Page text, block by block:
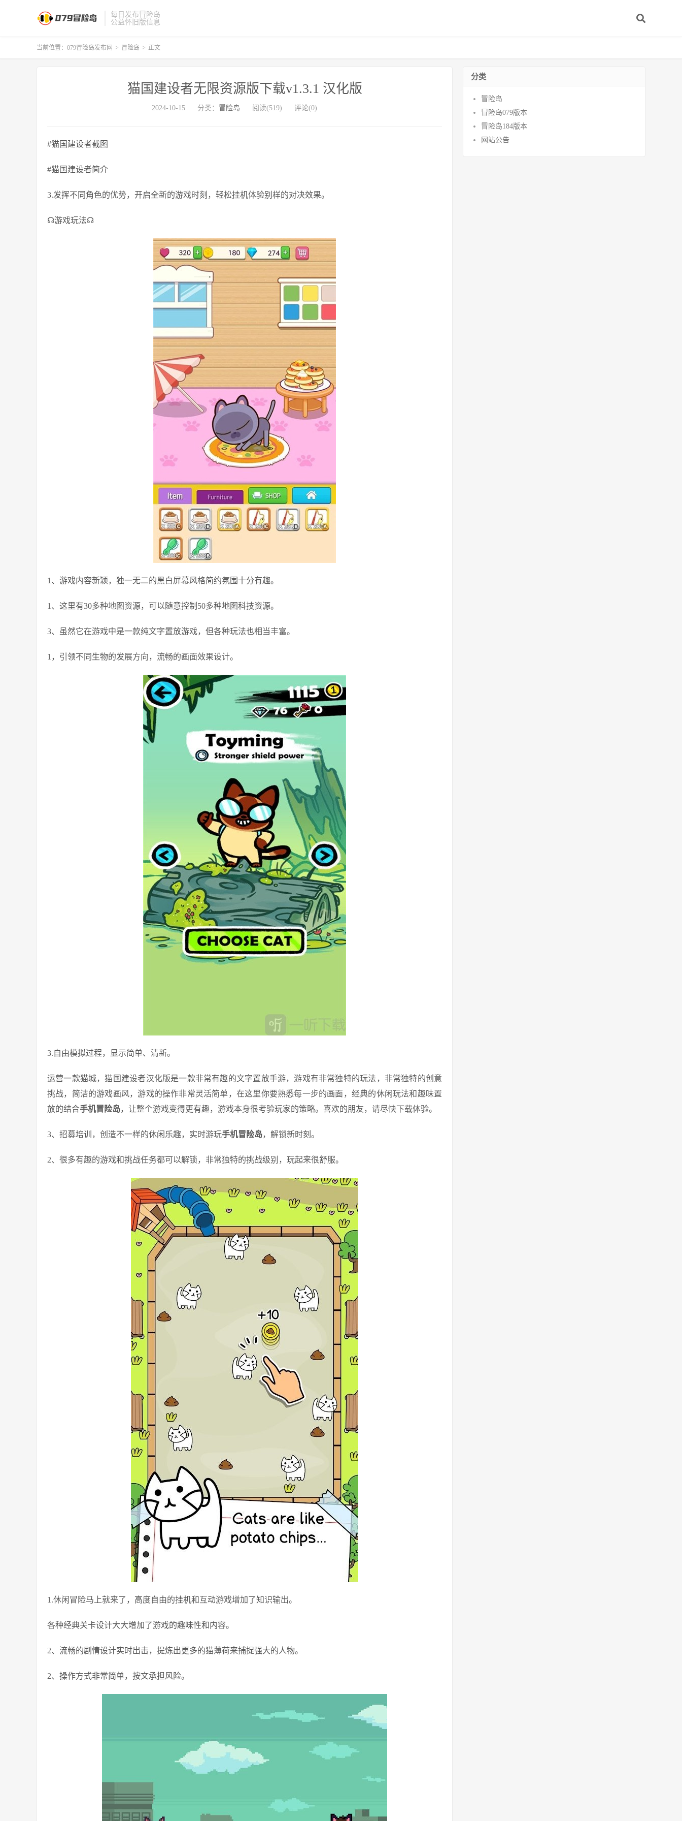
每日发布冒险岛
公益怀旧版信息
当前位置： 079冒险岛发布网 > 冒险岛 > 正文
猫国建设者无限资源版下载v1.3.1 汉化版
2024-10-15 分类： 冒险岛 阅读(519) 评论(0)
#猫国建设者截图
#猫国建设者简介
3.发挥不同角色的优势，开启全新的游戏时刻，轻松挂机体验别样的对决效果。
☊游戏玩法☊
1、游戏内容新颖，独一无二的黑白屏幕风格简约氛围十分有趣。
1、这里有30多种地图资源，可以随意控制50多种地图科技资源。
3、虽然它在游戏中是一款纯文字置放游戏，但各种玩法也相当丰富。
1，引领不同生物的发展方向，流畅的画面效果设计。
3.自由模拟过程，显示简单、清新。
运营一款猫城，猫国建设者汉化版是一款非常有趣的文字置放手游，游戏有非常独特的玩法，非常独特的创意
挑战，简洁的游戏画风，游戏的操作非常灵活简单，在这里你要熟悉每一步的画面，经典的休闲玩法和趣味置
放的结合手机冒险岛，让整个游戏变得更有趣，游戏本身很考验玩家的策略。喜欢的朋友，请尽快下载体验。
3、招募培训，创造不一样的休闲乐趣，实时游玩手机冒险岛，解锁新时刻。
2、很多有趣的游戏和挑战任务都可以解锁，非常独特的挑战级别，玩起来很舒服。
1.休闲冒险马上就来了，高度自由的挂机和互动游戏增加了知识输出。
各种经典关卡设计大大增加了游戏的趣味性和内容。
2、流畅的剧情设计实时出击，提炼出更多的猫薄荷来捕捉强大的人物。
2、操作方式非常简单，按文承担风险。
分类
冒险岛
冒险岛079版本
冒险岛184版本
网站公告